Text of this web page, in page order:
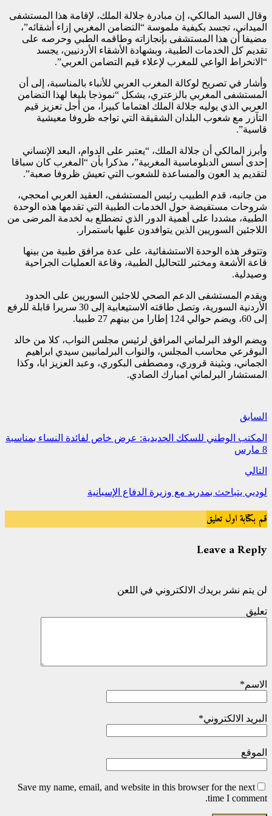
وقال السيد المالكي، إن مبادرة جلالة الملك، لإقامة هذا المستشفى
الميداني، تجسد بكيفية ملموسة “التضامن المغربي إزاء أشقائه”،
مضيفا أن هذا المستشفى بإنجازاته وطاقمه الطبي وحرصه على
تقديم كل الخدمات الطبية، وبشهادة الأشقاء الأردنيين، يجسد
“الانخراط الواعي للمغرب لإعلاء قيم التضامن العربي”.
وأشار في تصريح لوكالة المغرب العربي للأنباء بالمناسبة، إلى أن
المستشفى المغربي بالزعتري، يشكل “نموذجا بليغا لهذا التضامن
العربي الذي يوليه جلالة الملك اهتماما كبيرا، من أجل تعزيز قيم
التآزر مع شعوب البلدان الشقيقة التي تواجه ظروفا معيشية
قاسية”.
وأبرز المالكي أن جلالة الملك، “يعتبر على الدوام، البعد الإنساني
إحدى أسس الدبلوماسية المغربية”، مذكرا بأن “المغرب كان سباقا
لتقديم يد العون والمساعدة للشعوب التي تعيش ظروفا صعبة”.
من جانبه، قدم الطبيب رئيس المستشفى، العقيد العربي امحجي،
شروحات مستفيضة حول الخدمات الطبية التي تقدمها هذه الوحدة
الطبية، مشددا على أهمية الدور الذي تضطلع به لخدمة المرضى من
اللاجئين السوريين الذين يتوافدون عليها باستمرار.
وتتوفر هذه الوحدة الاستشفائية، على عدة مرافق طبية من بينها
قاعة الأشعة ومختبر للتحاليل الطبية، وقاعة العمليات الجراحية
وصيدلية.
ويقدم المستشفى الدعم الصحي للاجئين السوريين على الحدود
الأردنية السورية، وتصل طاقته الاستيعابية إلى 30 سريرا قابلة للرفع
إلى 60، ويضم حوالي 124 إطارا من بينهم 27 طبيبا.
ويضم الوفد البرلماني المرافق لرئيس مجلس النواب، كلا من خالد
البوقرعي محاسب المجلس، والنواب البرلمانيين سيدي ابراهيم
الجماني، وبثينة قروري، ومصطفى البكوري، وعبد العزيز ابا، وكذا
المستشار البرلماني امبارك الصادي.
السابق
المكتب الوطني للسكك الحديدية: عرض خاص لفائدة النساء بمناسبة
8 مارس
التالي
لوديي يتباحث بمدريد مع وزيرة الدفاع الإسبانية
قم بكتابة اول تعليق
Leave a Reply
لن يتم نشر بريدك الالكتروني في اللعن
تعليق
الاسم*
البريد الالكتروني*
الموقع
Save my name, email, and website in this browser for the next
time I comment.